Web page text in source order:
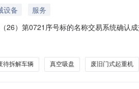
设备
服务
26）第0721序号标的名称交易系统确认
车辆一批整体处置（拍卖）2026年7月
待拆解车辆 真空吸盘 废旧门式起重机